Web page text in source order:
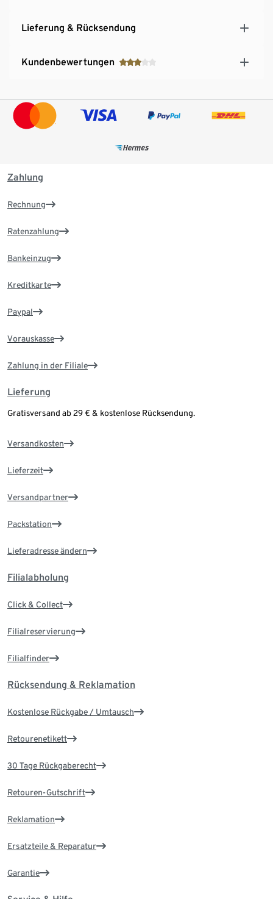
Lieferung & Rücksendung
Kundenbewertungen
Zahlung
Rechnung
Ratenzahlung
Bankeinzug
Kreditkarte
Paypal
Vorauskasse
Zahlung in der Filiale
Lieferung
Gratisversand ab 29 € & kostenlose Rücksendung.
Versandkosten
Lieferzeit
Versandpartner
Packstation
Lieferadresse ändern
Filialabholung
Click & Collect
Filialreservierung
Filialfinder
Rücksendung & Reklamation
Kostenlose Rückgabe / Umtausch
Retourenetikett
30 Tage Rückgaberecht
Retouren-Gutschrift
Reklamation
Ersatzteile & Reparatur
Garantie